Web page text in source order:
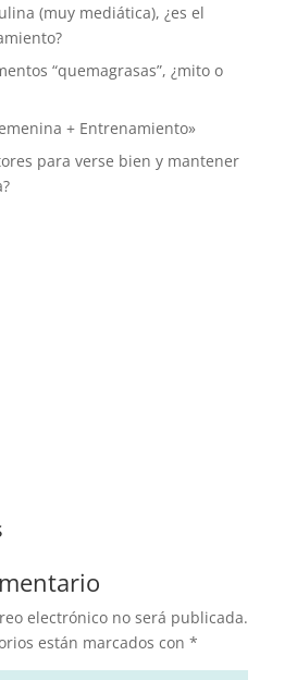
(muy mediática), ¿es el
“quemagrasas”, ¿mito o
+ Entrenamiento»
para verse bien y mantener
electrónico no será publicada.
están marcados con *